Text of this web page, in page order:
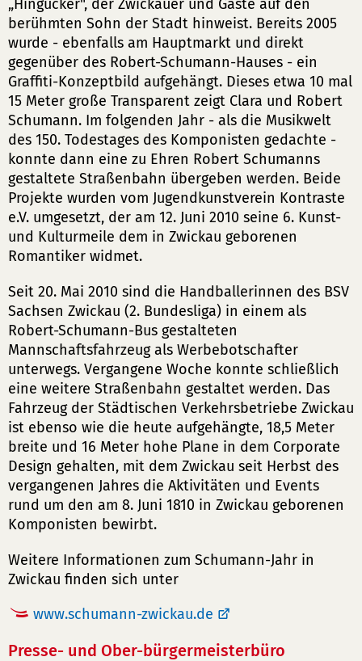
„Hingucker", der Zwickauer und Gäste auf den
berühmten Sohn der Stadt hinweist. Bereits 2005
wurde - ebenfalls am Hauptmarkt und direkt
gegenüber des Robert-Schumann-Hauses - ein
Graffiti-Konzeptbild aufgehängt. Dieses etwa 10 mal
15 Meter große Transparent zeigt Clara und Robert
Schumann. Im folgenden Jahr - als die Musikwelt
des 150. Todestages des Komponisten gedachte -
konnte dann eine zu Ehren Robert Schumanns
gestaltete Straßenbahn übergeben werden. Beide
Projekte wurden vom Jugendkunstverein Kontraste
e.V. umgesetzt, der am 12. Juni 2010 seine 6. Kunst-
und Kulturmeile dem in Zwickau geborenen
Romantiker widmet.
Seit 20. Mai 2010 sind die Handballerinnen des BSV
Sachsen Zwickau (2. Bundesliga) in einem als
Robert-Schumann-Bus gestalteten
Mannschaftsfahrzeug als Werbebotschafter
unterwegs. Vergangene Woche konnte schließlich
eine weitere Straßenbahn gestaltet werden. Das
Fahrzeug der Städtischen Verkehrsbetriebe Zwickau
ist ebenso wie die heute aufgehängte, 18,5 Meter
breite und 16 Meter hohe Plane in dem Corporate
Design gehalten, mit dem Zwickau seit Herbst des
vergangenen Jahres die Aktivitäten und Events
rund um den am 8. Juni 1810 in Zwickau geborenen
Komponisten bewirbt.
Weitere Informationen zum Schumann-Jahr in
Zwickau finden sich unter
www.schumann-zwickau.de
Presse- und Ober-bürgermeisterbüro